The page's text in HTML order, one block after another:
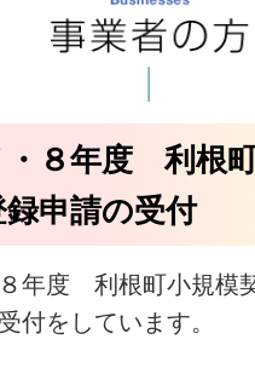
・８年度 利根
申請の受付
年度 利根町小規模
付をしています。